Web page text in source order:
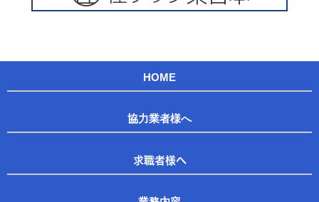
HOME
協力業者様へ
求職者様へ